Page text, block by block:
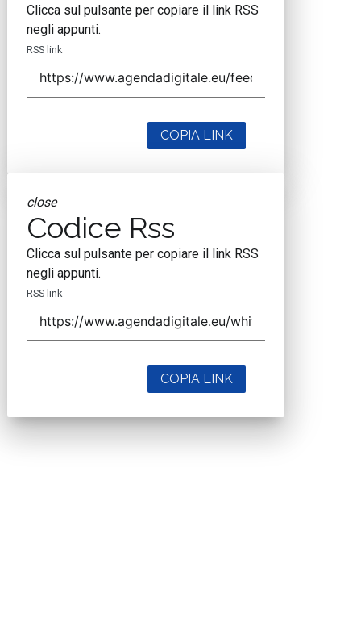
Clicca sul pulsante per copiare il link RSS
negli appunti.
RSS link
COPIA LINK
close
Codice Rss
Clicca sul pulsante per copiare il link RSS
negli appunti.
RSS link
COPIA LINK